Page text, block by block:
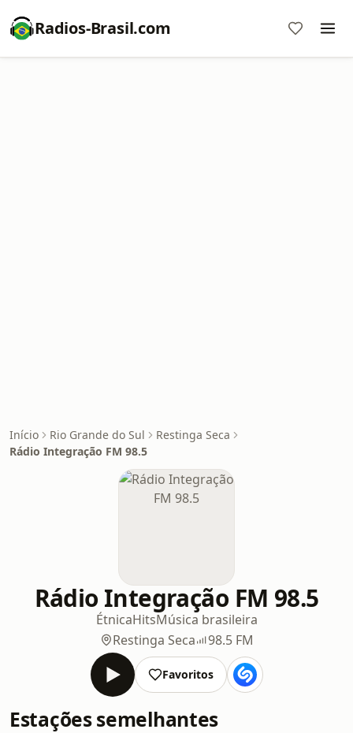
Radios-Brasil.com
Início Rio Grande do Sul
Restinga Seca
Rádio Integração FM 98.5
Rádio Integração FM 98.5
ÉtnicaHitsMúsica brasileira
Restinga Seca
98.5 FM
Favoritos
Estações semelhantes